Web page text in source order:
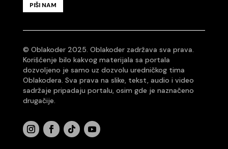
PIŠI NAM
© Oblakoder 2025. Oblakoder zadržava sva prava.
Korišćenje bilo kakvog materijala sa portala
dozvoljeno je samo uz dozvolu uredničkog tima
Oblakodera. Sva prava na slike, tekst, audio i video
sadržaje pripadaju portalu, osim gde je naznačeno
drugačije.